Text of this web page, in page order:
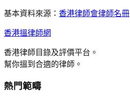
基本資料來源： 香港律師會律師名冊
香港搵律師網
香港律師目錄及評價平台。
幫你搵到合適的律師。
熱門範疇